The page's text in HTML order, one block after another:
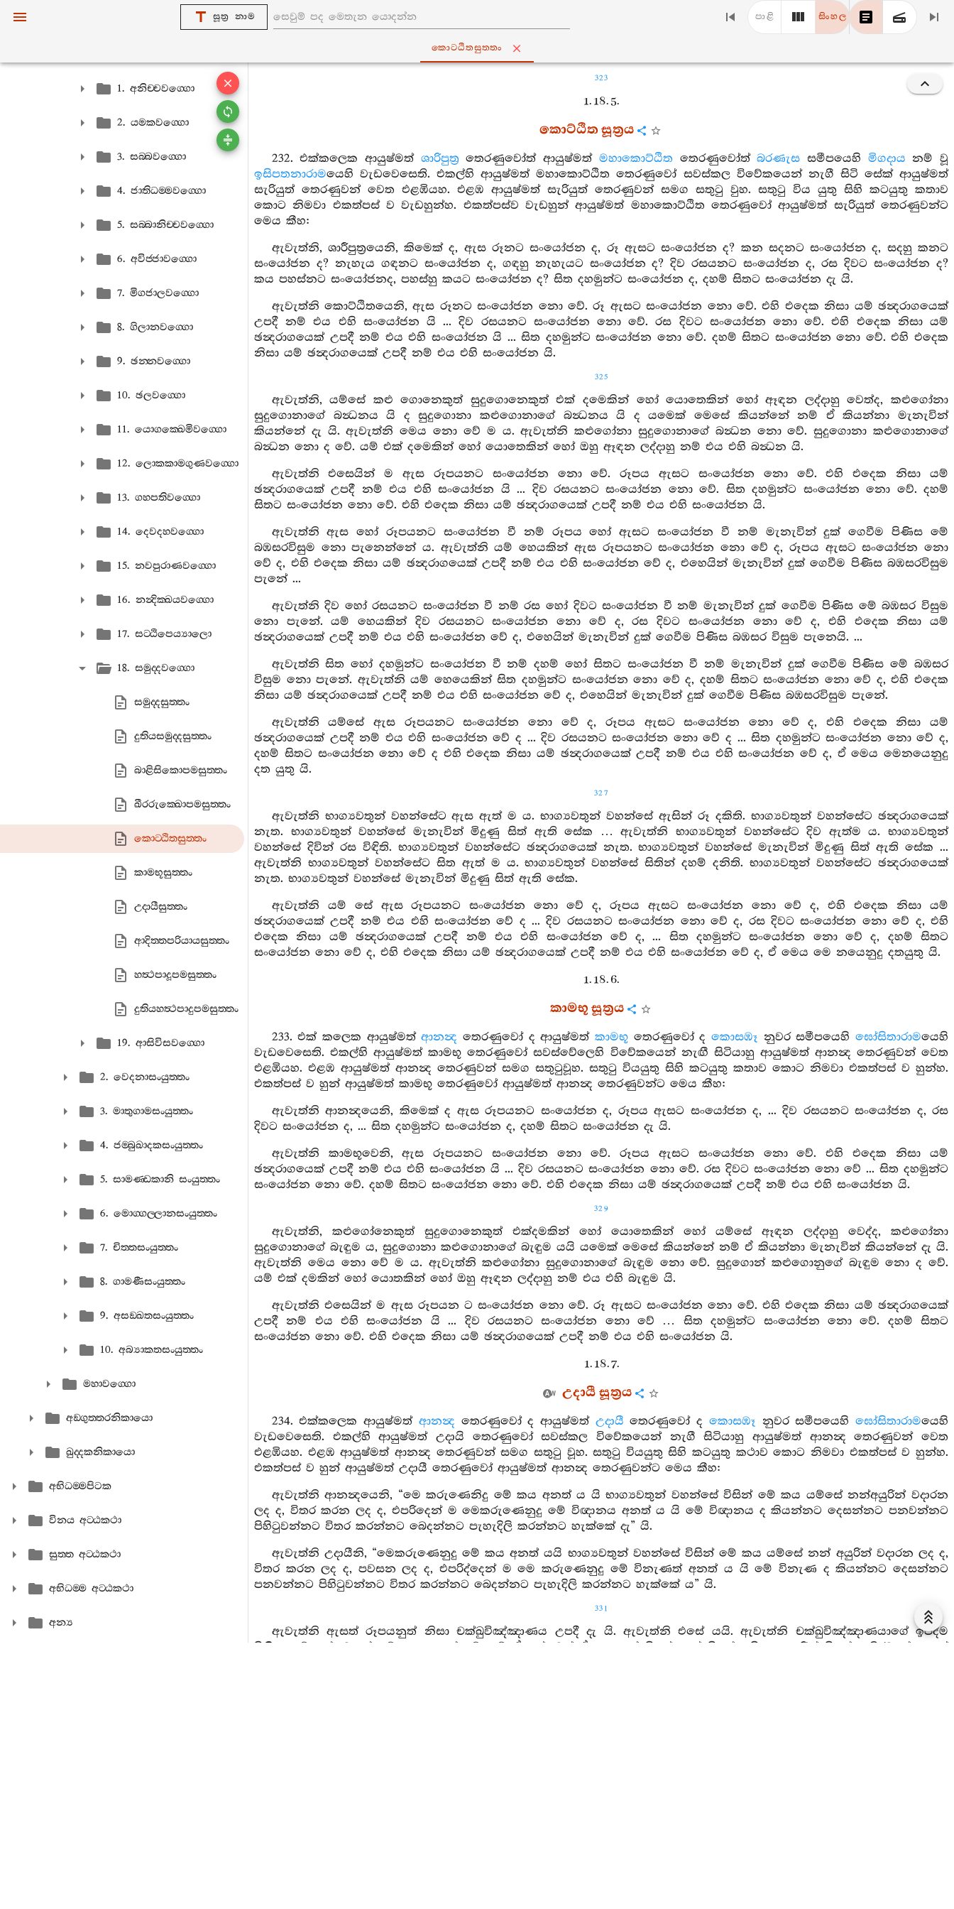
සූත්‍ර නාම පාළි සිංහල
කොට‍්ඨිතසුත‍්තං
1. අනිච‍්චවග‍්ගො
2. යමකවග‍්ගො
3. සබ‍්බවග‍්ගො
4. ජාතිධම‍්මවග‍්ගො
5. සබ‍්බානිච‍්චවග‍්ගො
6. අවිජ‍්ජාවග‍්ගො
7. මිගජාලවග‍්ගො
8. ගිලානවග‍්ගො
9. ඡන‍්නවග‍්ගො
10. ඡලවග‍්ගො
11. යොගක‍්ඛෙමිවග‍්ගො
12. ලොකකාමගුණවග‍්ගො
13. ගහපතිවග‍්ගො
14. දෙවදහවග‍්ගො
15. නවපුරාණවග‍්ගො
16. නන්‍දික‍්ඛයවග‍්ගො
17. සට‍්ඨිපෙය්‍යාලො
18. සමුද‍්දවග‍්ගො
සමුද‍්දසුත‍්තං
දුතියසමුද‍්දසුත‍්තං
බාළිසිකොපමසුත‍්තං
ඛීරරුක‍්ඛොපමසුත‍්තං
කොට‍්ඨිතසුත‍්තං
කාමභූසුත‍්තං
උදායීසුත‍්තං
ආදිත‍්තපරියායසුත‍්තං
හත්‍ථපාදූපමසුත‍්තං
දුතියහත්‍ථපාදුපමසුත‍්තං
19. ආසිවිසවග‍්ගො
2. වෙදනාසංයුත‍්තං
3. මාතුගාමසංයුත‍්තං
4. ජම‍්බුඛාදකසංයුත‍්තං
5. සාමණ‍්ඩකානි සංයුත‍්තං
6. මොග‍්ගල‍්ලානසංයුත‍්තං
7. චිත‍්තසංයුත‍්තං
8. ගාමණීසංයුත‍්තං
9. අසඞ‍්ඛතසංයුත‍්තං
10. අබ්‍යාකතසංයුත‍්තං
මහාවග‍්ගො
අඞ‍්ගුත‍්තරනිකායො
ඛුද‍්දකනිකායො
අභිධම‍්මපිටක
විනය අට‍්ඨකථා
සුත‍්ත අට‍්ඨකථා
අභිධම‍්ම අට‍්ඨකථා
අන්‍ය
323
1. 18. 5.
කොට්ඨිත සූත්‍රය
232. එක්කලෙක ආයුෂ්මත් ශාරිපුත්‍ර තෙරණුවෝත් ආයුෂ්මත් මහාකොට්ඨිත තෙරණුවෝත්බරණැස සමීපයෙහි මිගදාය නම් වූ
ඉසිපතනාරාමයෙහි වැඩවෙසෙති. එකල්හි ආයුෂ්මත් මහාකොට්ඨිත තෙරණුවෝ සවස්කල විවේකයෙන් නැගී සිටි සේක් ආයුෂ්මත්
සැරියුත් තෙරණුවන් වෙත එළඹියහ. එළඹ ආයුෂ්මත් සැරියුත් තෙරණුවන් සමග සතුටු වුහ. සතුටු විය යුතු සිහි කටයුතු කතාව
කොට නිමවා එකත්පස් ව වැඩහුන්හ. එකත්පස්ව වැඩහුන් ආයුෂ්මත් මහාකොට්ඨිත තෙරණුවෝ ආයුෂ්මත් සැරියුත් තෙරණුවන්ට
මෙය කීහ:
ඇවැත්නි, ශාරීපුත්‍රයෙනි, කිමෙක් ද, ඇස රූනට සංයෝජන ද, රූ ඇසට සංයෝජන ද? කන සදනට සංයෝජන ද, සදහු කනට
සංයෝජන ද? නැහැය ගඳනට සංයෝජන ද, ගඳහු නැහැයට සංයෝජන ද? දිව රසයනට සංයෝජන ද, රස දිවට සංයෝජන ද?
කය පහස්නට සංයෝජනද, පහස්හු කයට සංයෝජන ද? සිත දහමුන්ට සංයෝජන ද, දහම් සිතට සංයෝජන දැ යි.
ඇවැත්නි කොට්ඨිතයෙනි, ඇස රූනට සංයෝජන නො වේ. රූ ඇසට සංයෝජන නො වේ. එහි එදෙක නිසා යම් ඡන්‍දරාගයෙක්
උපදී නම් එය එහි සංයෝජන යි ... දිව රසයනට සංයෝජන නො වේ. රස දිවට සංයෝජන නො වේ. එහි එදෙක නිසා යම්
ඡන්‍දරාගයෙක් උපදී නම් එය එහි සංයෝජන යි ... සිත දහමුන්ට සංයෝජන නො වේ. දහම් සිතට සංයෝජන නො වේ. එහි එදෙක
නිසා යම් ඡන්‍දරාගයෙක් උපදී නම් එය එහි සංයෝජන යි.
325
ඇවැත්නි, යම්සේ කළු ගොනෙකුත් සුදුගොනෙකුත් එක් දමෙකින් හෝ යොතෙකින් හෝ ඈඳන ලද්දාහු වෙත්ද, කළුගෝනා
සුදුගොනාගේ බන්‍ධනය යි ද සුදුගොනා කළුගොනාගේ බන්‍ධනය යි ද යමෙක් මෙසේ කියන්නේ නම් ඒ කියන්නා මැනැවින්
කියන්නේ දැ යි. ඇවැත්නි මෙය නො වේ ම ය. ඇවැත්නි කළුගෝනා සුදුගොනාගේ බන්‍ධන නො වේ. සුදුගොනා කළුගොනාගේ
බන්‍ධන නො ද වේ. යම් එක් දමෙකින් හෝ යොතෙකින් හෝ ඔහු ඈඳන ලද්දාහු නම් එය එහි බන්‍ධන යි.
ඇවැත්නි එසෙයින් ම ඇස රූපයනට සංයෝජන නො වේ. රූපය ඇසට සංයෝජන නො වේ. එහි එදෙක නිසා යම්
ඡන්‍දරාගයෙක් උපදී නම් එය එහි සංයෝජන යි ... දිව රසයනට සංයෝජන නො වේ. සිත දහමුන්ට සංයෝජන නො වේ. දහම්
සිතට සංයෝජන නො වේ. එහි එදෙක නිසා යම් ඡන්‍දරාගයෙක් උපදී නම් එය එහි සංයෝජන යි.
ඇවැත්නි ඇස හෝ රූපයනට සංයෝජන වී නම් රූපය හෝ ඇසට සංයෝජන වී නම් මැනැවින් දුක් ගෙවීම පිණිස මේ
බඹසරවිසුම නො පැනෙන්නේ ය. ඇවැත්නි යම් හෙයකින් ඇස රූපයනට සංයෝජන නො වේ ද, රූපය ඇසට සංයෝජන නො
වේ ද, එහි එදෙක නිසා යම් ඡන්‍දරාගයෙක් උපදී නම් එය එහි සංයෝජන වේ ද, එහෙයින් මැනැවින් දුක් ගෙවීම පිණිස බඹසරවිසුම
පැනේ ...
ඇවැත්නි දිව හෝ රසයනට සංයෝජන වී නම් රස හෝ දිවට සංයෝජන වී නම් මැනැවින් දුක් ගෙවීම පිණිස මේ බඹසර විසුම
නො පැනේ. යම් හෙයකින් දිව රසයනට සංයෝජන නො වේ ද, රස දිවට සංයෝජන නො වේ ද, එහි එදෙක නිසා යම්
ඡන්‍දරාගයෙක් උපදී නම් එය එහි සංයෝජන වේ ද, එහෙයින් මැනැවින් දුක් ගෙවීම පිණිස බඹසර විසුම පැනෙයි. ...
ඇවැත්නි සිත හෝ දහමුන්ට සංයෝජන වී නම් දහම් හෝ සිතට සංයෝජන වී නම් මැනැවින් දුක් ගෙවීම පිණිස මේ බඹසර
විසුම නො පැනේ. ඇවැත්නි යම් හෙයෙකින් සිත දහමුන්ට සංයෝජන නො වේ ද, දහම් සිතට සංයෝජන නො වේ ද, එහි එදෙක
නිසා යම් ඡන්‍දරාගයෙක් උපදී නම් එය එහි සංයෝජන වේ ද, එහෙයින් මැනැවින් දුක් ගෙවීම පිණිස බඹසරවිසුම පැනේ.
ඇවැත්නි යම්සේ ඇස රූපයනට සංයෝජන නො වේ ද, රූපය ඇසට සංයෝජන නො වේ ද, එහි එදෙක නිසා යම්
ඡන්‍දරාගයෙක් උපදී නම් එය එහි සංයෝජන වේ ද ... දිව රසයනට සංයෝජන නො වේ ද ... සිත දහමුන්ට සංයෝජන නො වේ ද,
දහම් සිතට සංයෝජන නො වේ ද එහි එදෙක නිසා යම් ඡන්‍දරාගයෙක් උපදී නම් එය එහි සංයෝජන වේ ද, ඒ මෙය මෙනයෙනුදු
දත යුතු යි.
327
ඇවැත්නි භාග්‍යවතුන් වහන්සේට ඇස ඇත් ම ය. භාග්‍යවතුන් වහන්සේ ඇසින් රූ දකිති. භාග්‍යවතුන් වහන්සේට ඡන්‍දරාගයෙක්
නැත. භාග්‍යවතුන් වහන්සේ මැනැවින් මිදුණු සිත් ඇති සේක … ඇවැත්නි භාග්‍යවතුන් වහන්සේට දිව ඇත්ම ය. භාග්‍යවතුන්
වහන්සේ දිවින් රස විඳිති. භාග්‍යවතුන් වහන්සේට ඡන්‍දරාගයෙක් නැත. භාග්‍යවතුන් වහන්සේ මැනැවින් මිදුණු සිත් ඇති සේක ...
ඇවැත්නි භාග්‍යවතුන් වහන්සේට සිත ඇත් ම ය. භාග්‍යවතුන් වහන්සේ සිතින් දහම් දනිති. භාග්‍යවතුන් වහන්සේට ඡන්‍දරාගයෙක්
නැත. භාග්‍යවතුන් වහන්සේ මැනැවින් මිදුණු සිත් ඇති සේක.
ඇවැත්නි යම් සේ ඇස රූපයනට සංයෝජන නො වේ ද, රූපය ඇසට සංයෝජන නො වේ ද, එහි එදෙක නිසා යම්
ඡන්‍දරාගයෙක් උපදී නම් එය එහි සංයෝජන වේ ද ... දිව රසයනට සංයෝජන නො වේ ද, රස දිවට සංයෝජන නො වේ ද, එහි
එදෙක නිසා යම් ඡන්‍දරාගයෙක් උපදී නම් එය එහි සංයෝජන වේ ද, ... සිත දහමුන්ට සංයෝජන නො වේ ද, දහම් සිතට
සංයෝජන නො වේ ද, එහි එදෙක නිසා යම් ඡන්‍දරාගයෙක් උපදී නම් එය එහි සංයෝජන වේ ද, ඒ මෙය මෙ නයෙනුදු දතයුතු යි.
1. 18. 6.
කාමභූ සූත්‍රය
233. එක් කලෙක ආයුෂ්මත්ආනන්‍ද තෙරණුවෝ ද ආයුෂ්මත් කාමභූ තෙරණුවෝ දකොසඹෑ නුවර සමීපයෙහිඝෝසිතාරාමයෙහි
වැඩවෙසෙති. එකල්හි ආයුෂ්මත් කාමභූ තෙරණුවෝ සවස්වේලෙහි විවේකයෙන් නැඟී සිටියාහු ආයුෂ්මත් ආනන්‍ද තෙරණුවන් වෙත
එළඹියහ. එළඹ ආයුෂ්මත් ආනන්‍ද තෙරණුවන් සමග සතුටුවූහ. සතුටු වියයුතු සිහි කටයුතු කතාව කොට නිමවා එකත්පස් ව හුන්හ.
එකත්පස් ව හුන් ආයුෂ්මත් කාමභූ තෙරණුවෝ ආයුෂ්මත් ආනන්‍ද තෙරණුවන්ට මෙය කීහ:
ඇවැත්නි ආනන්‍දයෙනි, කිමෙක් ද ඇස රූපයනට සංයෝජන ද, රූපය ඇසට සංයෝජන ද, ... දිව රසයනට සංයෝජන ද, රස
දිවට සංයෝජන ද, ... සිත දහමුන්ට සංයෝජන ද, දහම් සිතට සංයෝජන දැ යි.
ඇවැත්නි කාමභූවෙනි, ඇස රූපයනට සංයෝජන නො වේ. රූපය ඇසට සංයෝජන නො වේ. එහි එදෙක නිසා යම්
ඡන්‍දරාගයෙක් උපදී නම් එය එහි සංයෝජන යි ... දිව රසයනට සංයෝජන නො වේ. රස දිවට සංයෝජන නො වේ ... සිත දහමුන්ට
සංයෝජන නො වේ. දහම් සිතට සංයෝජන නො වේ. එහි එදෙක නිසා යම් ඡන්‍දරාගයෙක් උපදී නම් එය එහි සංයෝජන යි.
329
ඇවැත්නි, කළුගෝනෙකුත් සුදුගොනෙකුත් එක්දමකින් හෝ යොතෙකින් හෝ යම්සේ ඈඳන ලද්දාහු වෙද්ද, කළුගෝනා
සුදුගොනාගේ බැඳුම ය, සුදුගොනා කළුගොනාගේ බැඳුම යයි යමෙක් මෙසේ කියන්නේ නම් ඒ කියන්නා මැනැවින් කියන්නේ දැ යි.
ඇවැත්නි මෙය නො වේ ම ය. ඇවැත්නි කළුගෝනා සුදුගොනාගේ බැඳුම නො වේ. සුදුගොන් කළුගොනුගේ බැඳුම නො ද වේ.
යම් එක් දමකින් හෝ යොතකින් හෝ ඔහු ඈඳන ලද්දාහු නම් එය එහි බැඳුම යි.
ඇවැත්නි එසෙයින් ම ඇස රූපයන ට සංයෝජන නො වේ. රූ ඇසට සංයෝජන නො වේ. එහි එදෙක නිසා යම් ඡන්‍දරාගයෙක්
උපදී නම් එය එහි සංයෝජන යි ... දිව රසයනට සංයෝජන නො වේ … සිත දහමුන්ට සංයෝජන නො වේ. දහම් සිතට
සංයෝජන නො වේ. එහි එදෙක නිසා යම් ඡන්‍දරාගයෙක් උපදී නම් එය එහි සංයෝජන යි.
1. 18. 7.
උදායී සූත්‍රය
234. එක්කලෙක ආයුෂ්මත් ආනන්‍ද තෙරණුවෝ ද ආයුෂ්මත් උදායී තෙරණුවෝ ද කොසඹෑ නුවර සමීපයෙහිඝෝසිතාරාමයෙහි
වැඩවෙසෙති. එකල්හි ආයුෂ්මත් උදායි තෙරණුවෝ සවස්කල විවේකයෙන් නැගී සිටියාහු ආයුෂ්මත් ආනන්‍ද තෙරණුවන් වෙත
එළඹියහ. එළඹ ආයුෂ්මත් ආනන්‍ද තෙරණුවන් සමග සතුටු වූහ. සතුටු වියයුතු සිහි කටයුතු කථාව කොට නිමවා එකත්පස් ව හුන්හ.
එකත්පස් ව හුන් ආයුෂ්මත් උදායී තෙරණුවෝ ආයුෂ්මත් ආනන්‍ද තෙරණුවන්ට මෙය කීහ:
ඇවැත්නි ආනන්‍දයෙනි, “මෙ කරුණෙනිදු මේ කය අනත් ය යි භාග්‍යවතුන් වහන්සේ විසින් මේ කය යම්සේ නන්අයුරින් වදාරන
ලද ද, විතර කරන ලද ද, එපරිදෙන් ම මෙකරුණෙනුදු මේ විඥානය අනත් ය යි මේ විඥානය ද කියන්නට දෙසන්නට පනවන්නට
පිහිටුවන්නට විතර කරන්නට බෙදන්නට පැහැදිලි කරන්නට හැක්කේ දැ” යි.
ඇවැත්නි උදායීනි, “මෙකරුණෙනුදු මේ කය අනත් යයි භාග්‍යවතුන් වහන්සේ විසින් මේ කය යම්සේ නන් අයුරින් වදාරන ලද ද,
විතර කරන ලද ද, පවසන ලද ද, එපරිද්දෙන් ම මෙ කරුණෙනුදු මේ විනැණත් අනත් ය යි මේ විනැණ ද කියන්නට දෙසන්නට
පනවන්නට පිහිටුවන්නට විතර කරන්නට බෙදන්නට පැහැදිලි කරන්නට හැක්කේ ය” යි.
331
ඇවැත්නි ඇසත් රූපයනුත් නිසා චක්ඛුවිඤ්ඤාණය උපදී දැ යි. ඇවැත්නි එසේ යයි. ඇවැත්නි චක්ඛුවිඤ්ඤාණයාගේ ඉපදීම
පිණිස යම් හේතුවකුත් යම් ප්‍රත්‍යයකුත් වේ නම් ඒ හේතුවත් ඒ ප්‍රත්‍යයත් සියල්ලෙන් සියල්ල සියලු අයුරින් සියල්ල නිරවශේෂයෙන්